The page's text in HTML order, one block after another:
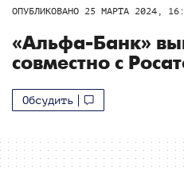
ОПУБЛИКОВАНО 25 МАРТА 2024,
«Альфа-Банк»
совместно с
Обсудить